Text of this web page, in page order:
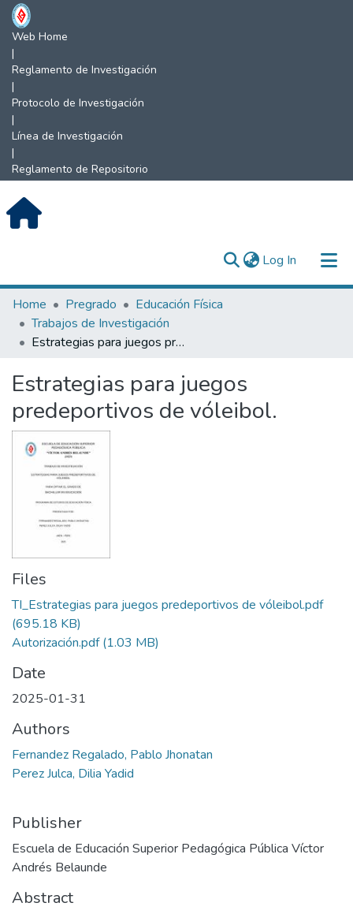
Web Home
|
Reglamento de Investigación
|
Protocolo de Investigación
|
Línea de Investigación
|
Reglamento de Repositorio
Log In (current)
Communities & Collections
All of DSpace
Home Pregrado
Educación Física
Trabajos de Investigación
Estrategias para juegos predeportivos de vóleibol.
Estrategias para juegos
predeportivos de vóleibol.
Files
TI_Estrategias para juegos predeportivos de vóleibol.pdf
(695.18 KB)
Autorización.pdf(1.03 MB)
Date
2025-01-31
Authors
Fernandez Regalado, Pablo Jhonatan
Perez Julca, Dilia Yadid
Publisher
Escuela de Educación Superior Pedagógica Pública Víctor
Andrés Belaunde
Abstract